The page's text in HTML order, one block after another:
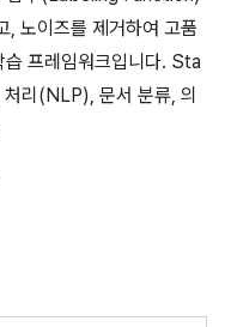
, 노이즈를 제거하여 고품
습 프레임워크입니다. Sta
리(NLP), 문서 분류, 의